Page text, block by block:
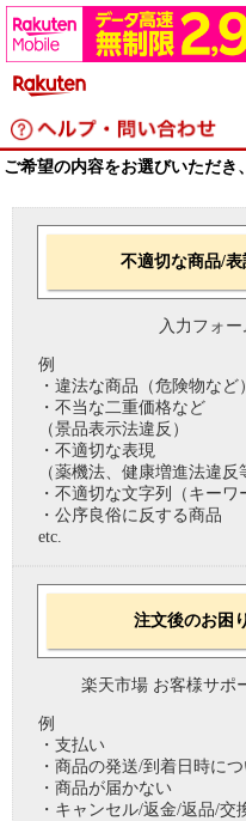
ご希望の内容をお選びいただき
不適切な商品/
入力フォー
例
・違法な商品（危険物など）
・不当な二重価格など
（景品表示法違反）
・不適切な表現
（薬機法、健康増進法違反
・不適切な文字列（キーワ
・公序良俗に反する商品
etc.
注文後のお困
楽天市場 お客様サポ
例
・支払い
・商品の発送/到着日時につ
・商品が届かない
・キャンセル/返金/返品/交